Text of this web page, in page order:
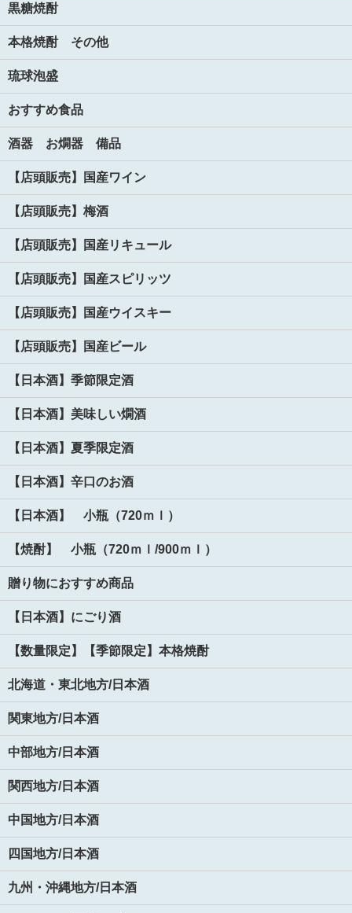
黒糖焼酎
本格焼酎 その他
琉球泡盛
おすすめ食品
酒器 お燗器 備品
【店頭販売】国産ワイン
【店頭販売】梅酒
【店頭販売】国産リキュール
【店頭販売】国産スピリッツ
【店頭販売】国産ウイスキー
【店頭販売】国産ビール
【日本酒】季節限定酒
【日本酒】美味しい燗酒
【日本酒】夏季限定酒
【日本酒】辛口のお酒
【日本酒】 小瓶（720ｍｌ）
【焼酎】 小瓶（720ｍｌ/900ｍｌ）
贈り物におすすめ商品
【日本酒】にごり酒
【数量限定】【季節限定】本格焼酎
北海道・東北地方/日本酒
関東地方/日本酒
中部地方/日本酒
関西地方/日本酒
中国地方/日本酒
四国地方/日本酒
九州・沖縄地方/日本酒